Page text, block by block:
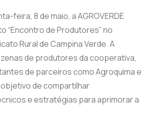
feira, 8 de maio, a AGROVERDE
“Encontro de Produtores” no
Rural de Campina Verde. A
de produtores da cooperativa,
de parceiros como Agroquima e
de compartilhar
e estratégias para aprimorar a